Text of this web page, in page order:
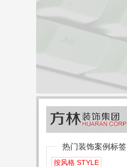
热门装饰案例标签
按风格 STYLE